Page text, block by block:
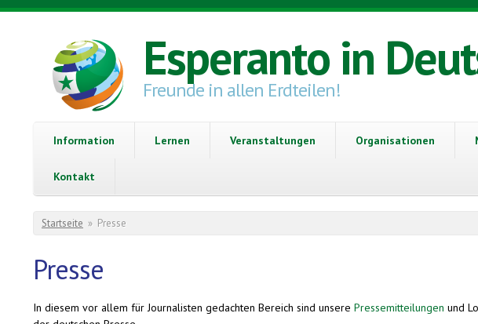
Direkt zum Inhalt
Esperanto in
Freunde in allen Erdteilen!
Information Lernen Veranstaltungen Organisationen
Kontakt
Sie sind hier
Startseite » Presse
Presse
In diesem vor allem für Journalisten gedachten Bereich sind unsere Pressemitteilungen und